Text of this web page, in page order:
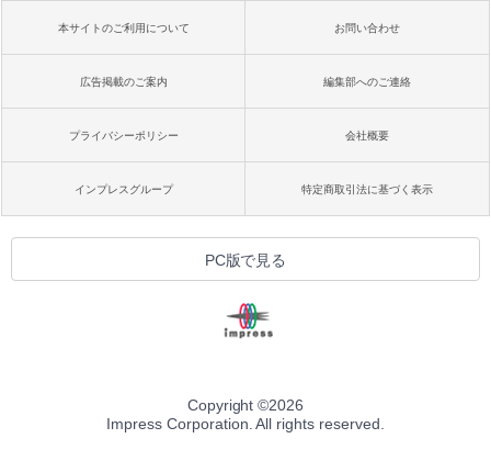
本サイトのご利用について お問い合わせ
広告掲載のご案内 編集部へのご連絡
プライバシーポリシー 会社概要
インプレスグループ 特定商取引法に基づく表示
PC版で見る
Copyright ©2026
Impress Corporation. All rights reserved.